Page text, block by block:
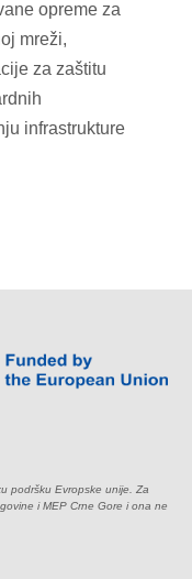
opreme za
mreži,
za zaštitu
infrastrukture
podršku Evropske unije. Za
i MEP Crne Gore i ona ne